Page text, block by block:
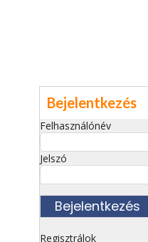
Bejelentkezés
Felhasználónév
Jelszó
Regisztrálok